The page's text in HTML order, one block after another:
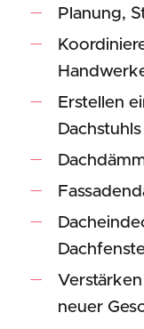
Planung,
Erstellen
Dachstuhls
neuer